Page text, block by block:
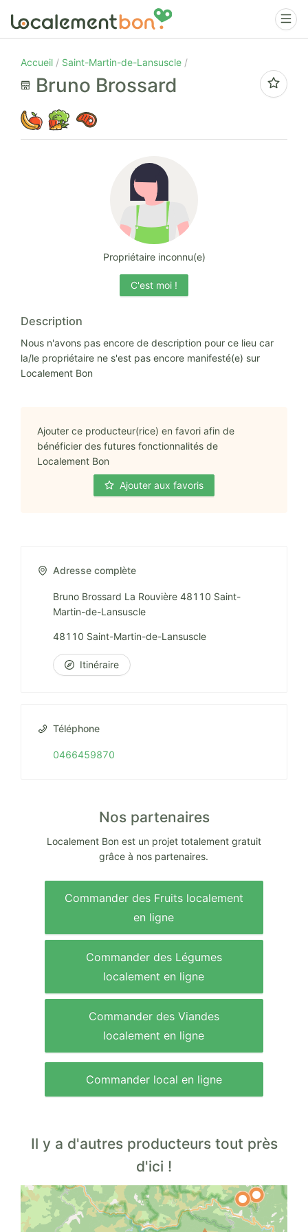
Accueil Saint-Martin-de-Lansuscle
Bruno Brossard
Propriétaire inconnu(e)
C'est moi !
Description
Nous n'avons pas encore de description pour ce lieu car
la/le propriétaire ne s'est pas encore manifesté(e) sur
Localement Bon
Ajouter ce producteur(rice) en favori afin de
bénéficier des futures fonctionnalités de
Localement Bon
Ajouter aux favoris
Adresse complète
Bruno Brossard La Rouvière 48110 Saint-
Martin-de-Lansuscle
48110 Saint-Martin-de-Lansuscle
Itinéraire
Téléphone
0466459870
Nos partenaires
Localement Bon est un projet totalement gratuit
grâce à nos partenaires.
Commander des Fruits localement
en ligne
Commander des Légumes
localement en ligne
Commander des Viandes
localement en ligne
Commander local en ligne
Il y a d'autres producteurs tout près
d'ici !